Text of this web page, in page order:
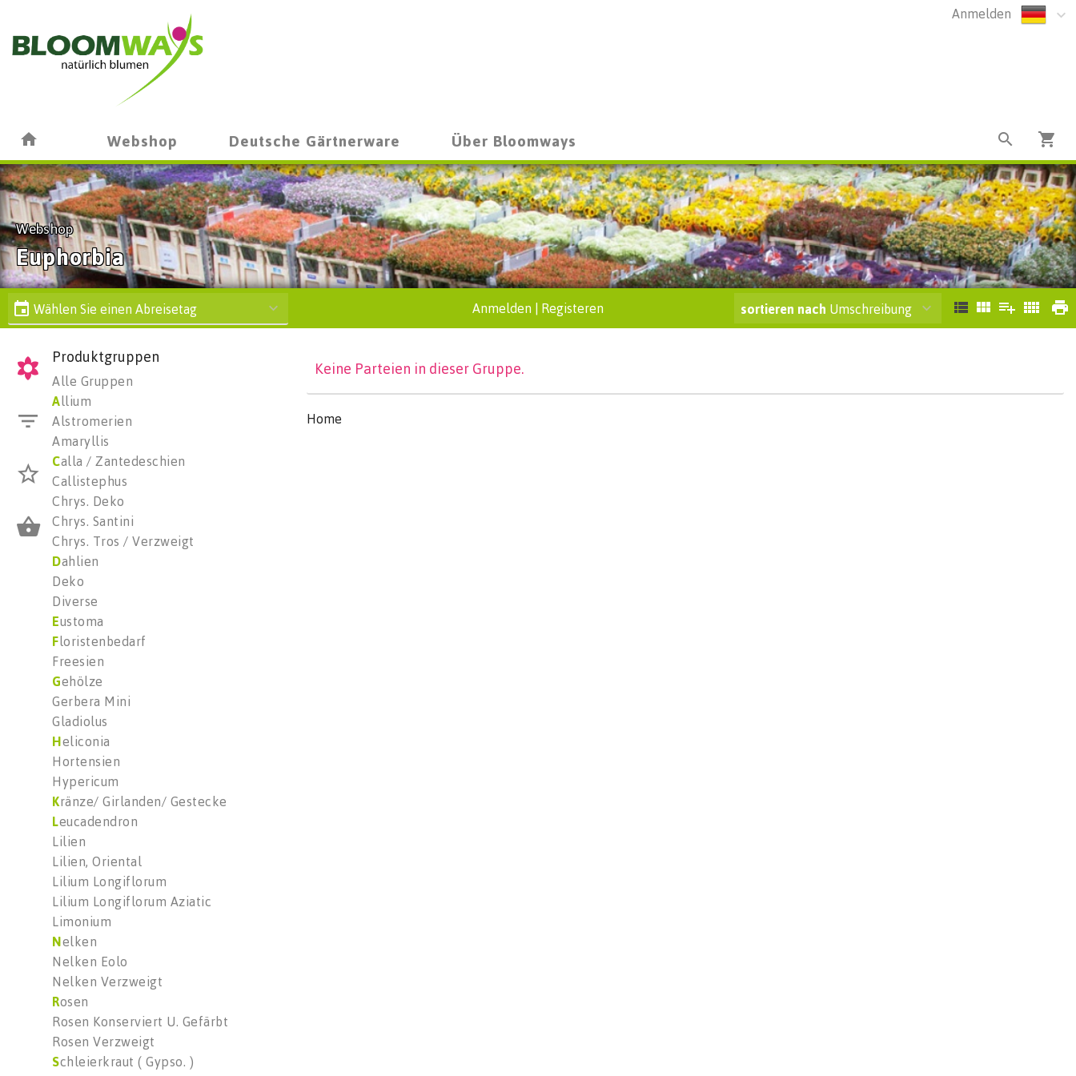
Anmelden
Webshop Deutsche Gärtnerware Über Bloomways
Webshop
Euphorbia
Wählen Sie einen Abreisetag Anmelden Registeren sortieren nach Umschreibung
Produktgruppen
Alle Gruppen
Allium
Alstromerien
Amaryllis
Calla / Zantedeschien
Callistephus
Chrys. Deko
Chrys. Santini
Chrys. Tros / Verzweigt
Dahlien
Deko
Diverse
Eustoma
Floristenbedarf
Freesien
Gehölze
Gerbera Mini
Gladiolus
Heliconia
Hortensien
Hypericum
Kränze/ Girlanden/ Gestecke
Leucadendron
Lilien
Lilien, Oriental
Lilium Longiflorum
Lilium Longiflorum Aziatic
Limonium
Nelken
Nelken Eolo
Nelken Verzweigt
Rosen
Rosen Konserviert U. Gefärbt
Rosen Verzweigt
Schleierkraut ( Gypso. )
Keine Parteien in dieser Gruppe.
Home